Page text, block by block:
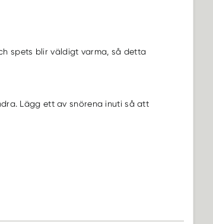
spets blir väldigt varma, så detta
Lägg ett av snörena inuti så att